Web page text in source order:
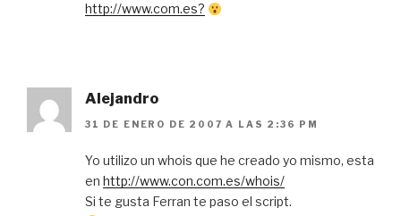
http://www.com.es?
Alejandro
31 DE ENERO DE 2007 A LAS 2:36 PM
Yo utilizo un whois que he creado yo mismo, esta
en http://www.con.com.es/whois/
Si te gusta Ferran te paso el script.